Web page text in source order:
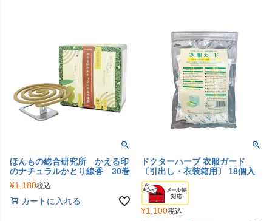
ほんもの総合研究所 かえる印
のナチュラルかとり線香 30巻
¥1,180税込
カートに入れる
ドクターハーブ 衣服ガード
〔引出し・衣装箱用〕 18個入
¥1,100税込